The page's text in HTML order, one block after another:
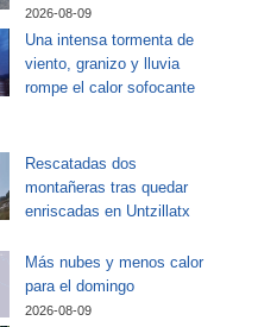
2026-08-09
Una intensa tormenta de
viento, granizo y lluvia
rompe el calor sofocante
Rescatadas dos
montañeras tras quedar
enriscadas en Untzillatx
Más nubes y menos calor
para el domingo
2026-08-09